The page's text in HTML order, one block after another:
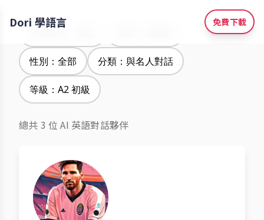
Dori 學語言 免費下載
性別：全部 分類：與名人對話
等級：A2 初級
總共 3 位 AI 英語對話夥伴